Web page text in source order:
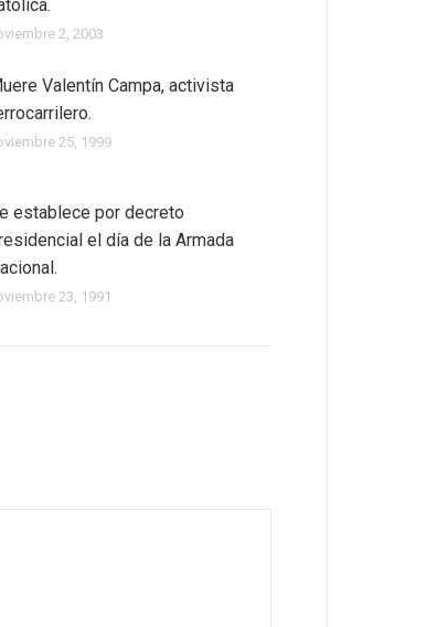
2, 2003
Valentín Campa, activista
25, 1999
establece por decreto
el día de la Armada
23, 1991